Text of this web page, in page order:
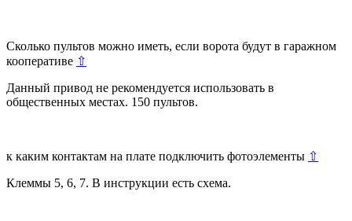
Сколько пультов можно иметь, если ворота будут в гаражном
кооперативе ⇧
Данный привод не рекомендуется использовать в
общественных местах. 150 пультов.
к каким контактам на плате подключить фотоэлементы ⇧
Клеммы 5, 6, 7. В инструкции есть схема.